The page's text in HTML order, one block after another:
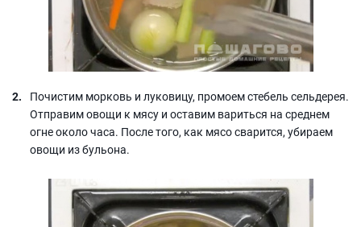
Почистим морковь и луковицу, промоем стебель сельдерея.
Отправим овощи к мясу и оставим вариться на среднем
огне около часа. После того, как мясо сварится, убираем
овощи из бульона.